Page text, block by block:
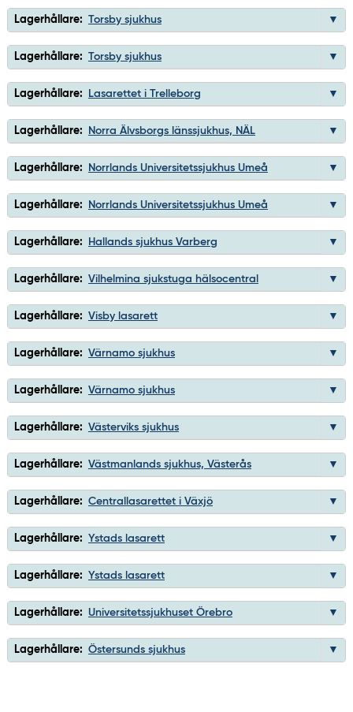
Lagerhållare: Torsby sjukhus
Lagerhållare: Torsby sjukhus
Lagerhållare: Lasarettet i Trelleborg
Lagerhållare: Norra Älvsborgs länssjukhus, NÄL
Lagerhållare: Norrlands Universitetssjukhus Umeå
Lagerhållare: Norrlands Universitetssjukhus Umeå
Lagerhållare: Hallands sjukhus Varberg
Lagerhållare: Vilhelmina sjukstuga hälsocentral
Lagerhållare: Visby lasarett
Lagerhållare: Värnamo sjukhus
Lagerhållare: Värnamo sjukhus
Lagerhållare: Västerviks sjukhus
Lagerhållare: Västmanlands sjukhus, Västerås
Lagerhållare: Centrallasarettet i Växjö
Lagerhållare: Ystads lasarett
Lagerhållare: Ystads lasarett
Lagerhållare: Universitetssjukhuset Örebro
Lagerhållare: Östersunds sjukhus